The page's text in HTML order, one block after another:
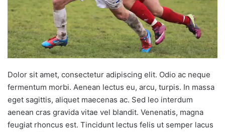
Dolor sit amet, consectetur adipiscing elit. Odio ac neque
fermentum morbi. Aenean lectus eu, arcu, turpis. In massa
eget sagittis, aliquet maecenas ac. Sed leo interdum
aenean cras gravida vitae vel blandit. Venenatis, magna
feugiat rhoncus est. Tincidunt lectus felis ut semper lacus